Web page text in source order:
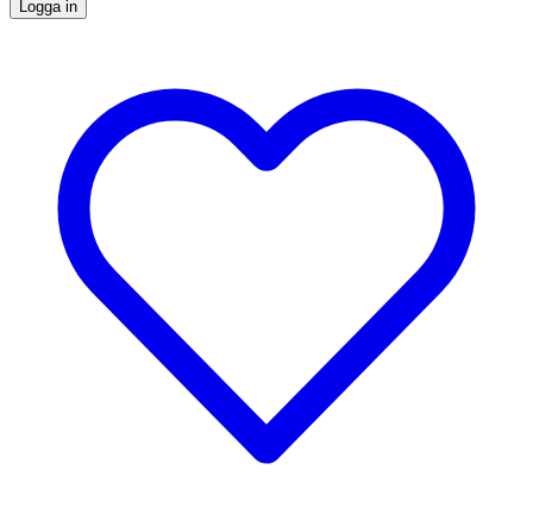
Logga in